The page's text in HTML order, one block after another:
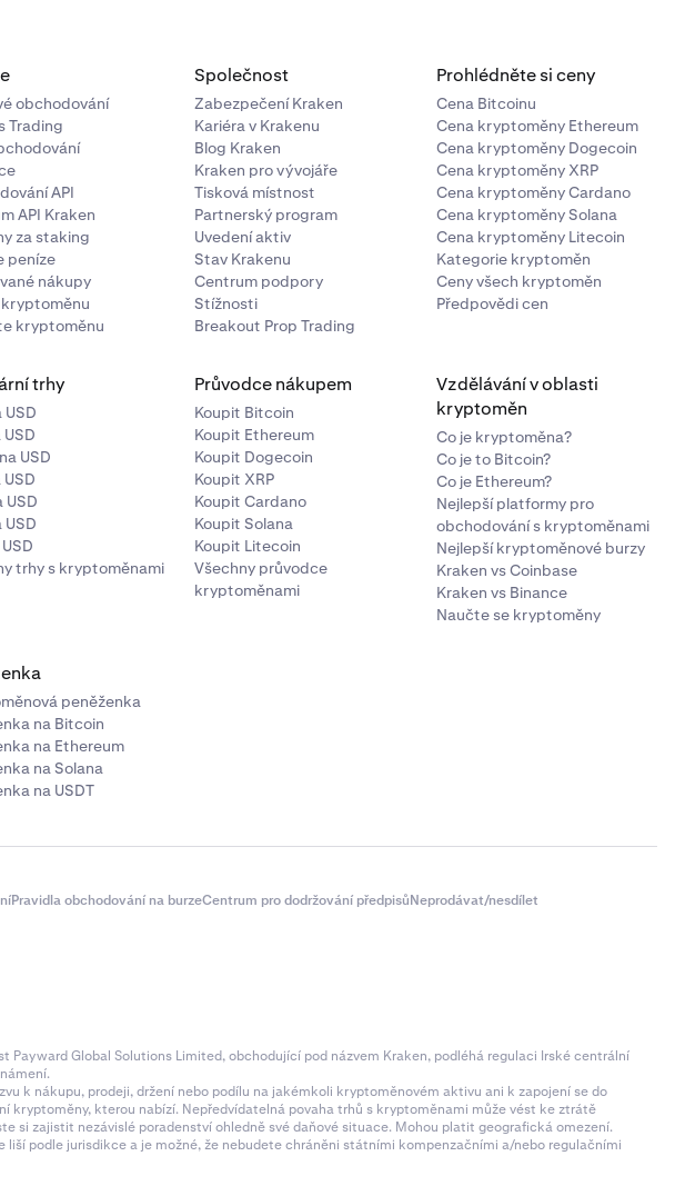
obchodování
Trading
API
API Kraken
za staking
peníze
nákupy
kryptoměnu
Společnost
Zabezpečení Kraken
Kariéra v Krakenu
Blog Kraken
Kraken pro vývojáře
Tisková místnost
Partnerský program
Uvedení aktiv
Stav Krakenu
Centrum podpory
Stížnosti
Breakout Prop Trading
Prohlédněte si ceny
Cena Bitcoinu
Cena kryptoměny Ethereum
Cena kryptoměny Dogecoin
Cena kryptoměny XRP
Cena kryptoměny Cardano
Cena kryptoměny Solana
Cena kryptoměny Litecoin
Kategorie kryptoměn
Ceny všech kryptoměn
Předpovědi cen
trhy
USD
USD
USD
USD
USD
USD
trhy s kryptoměnami
Průvodce nákupem
Koupit Bitcoin
Koupit Ethereum
Koupit Dogecoin
Koupit XRP
Koupit Cardano
Koupit Solana
Koupit Litecoin
Všechny průvodce
kryptoměnami
Vzdělávání v oblasti
kryptoměn
Co je kryptoměna?
Co je to Bitcoin?
Co je Ethereum?
Nejlepší platformy pro
obchodování s kryptoměnami
Nejlepší kryptoměnové burzy
Kraken vs Coinbase
Kraken vs Binance
Naučte se kryptoměny
peněženka
na Bitcoin
na Ethereum
na Solana
na USDT
Pravidla obchodování na burzeCentrum pro dodržování předpisůNeprodávat/nesdílet
Global Solutions Limited, obchodující pod názvem Kraken, podléhá regulaci Irské centrální
k nákupu, prodeji, držení nebo podílu na jakémkoli kryptoměnovém aktivu ani k zapojení se do
kterou nabízí. Nepředvídatelná povaha trhů s kryptoměnami může vést ke ztrátě
si zajistit nezávislé poradenství ohledně své daňové situace. Mohou platit geografická omezení.
podle jurisdikce a je možné, že nebudete chráněni státními kompenzačními a/nebo regulačními